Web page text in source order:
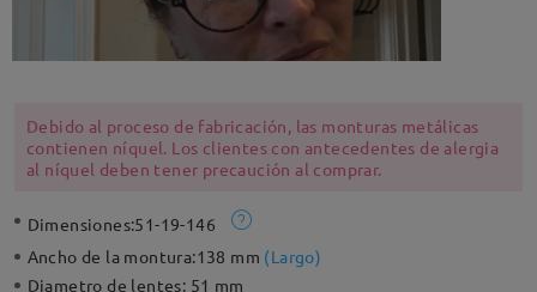
Debido al proceso de fabricación, las monturas metálicas
contienen níquel. Los clientes con antecedentes de alergia
al níquel deben tener precaución al comprar.
Dimensiones:51-19-146
Ancho de la montura:138 mm (Largo)
Diametro de lentes: 51 mm